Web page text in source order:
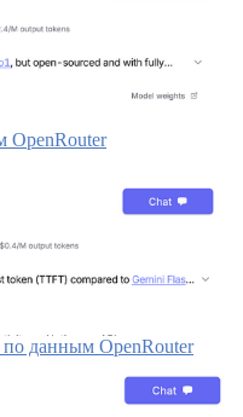
OpenRouter
данным OpenRouter